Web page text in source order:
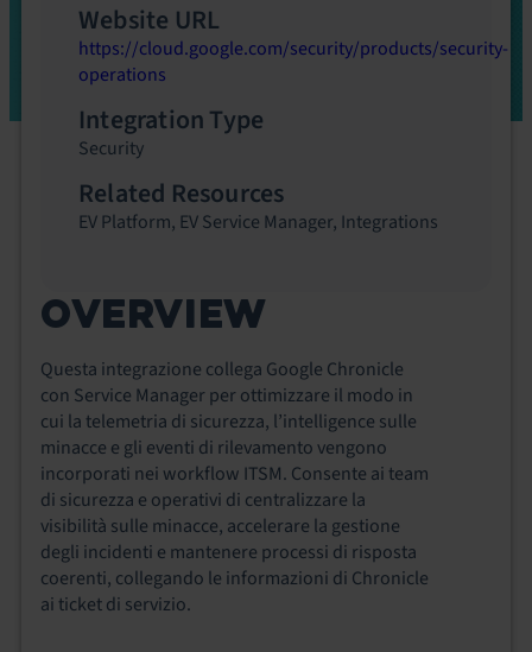
OVERVIEW
Questa integrazione collega Google Chronicle
con Service Manager per ottimizzare il modo in
cui la telemetria di sicurezza, l’intelligence sulle
minacce e gli eventi di rilevamento vengono
incorporati nei workflow ITSM. Consente ai team
di sicurezza e operativi di centralizzare la
visibilità sulle minacce, accelerare la gestione
degli incidenti e mantenere processi di risposta
coerenti, collegando le informazioni di Chronicle
ai ticket di servizio.
Website URL
https://cloud.google.com/security/products/security-
operations
Integration Type
Security
Related Resources
EV Platform, EV Service Manager, Integrations